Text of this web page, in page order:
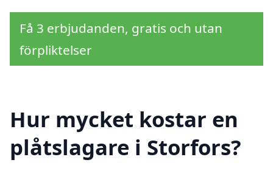
Få 3 erbjudanden, gratis och utan
förpliktelser
Hur mycket kostar en
plåtslagare i Storfors?